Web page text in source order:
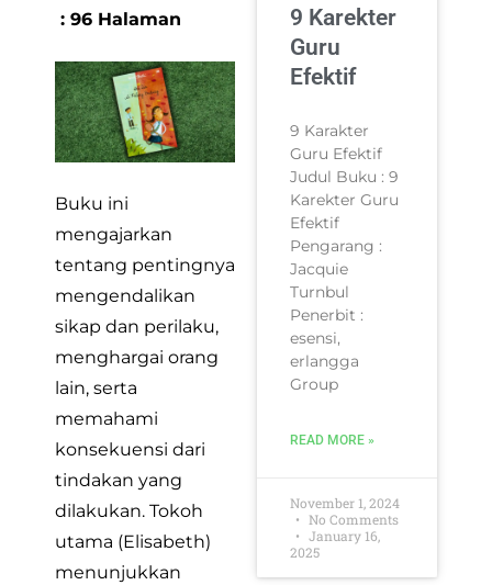
: 96 Halaman
Buku ini
mengajarkan
tentang pentingnya
mengendalikan
sikap dan perilaku,
menghargai orang
lain, serta
memahami
konsekuensi dari
tindakan yang
dilakukan. Tokoh
utama (Elisabeth)
menunjukkan
9 Karekter
Guru
Efektif
9 Karakter
Guru Efektif
Judul Buku : 9
Karekter Guru
Efektif
Pengarang :
Jacquie
Turnbul
Penerbit :
esensi,
erlangga
Group
READ MORE »
November 1, 2024
No Comments
January 16,
2025